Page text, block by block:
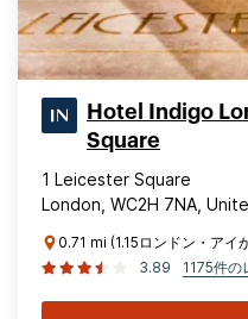
Hotel Indigo
Square
1 Leicester Square
London, WC2H 7NA,
0.71 mi (1.15ロンドン・アイ
3.89
1175件の